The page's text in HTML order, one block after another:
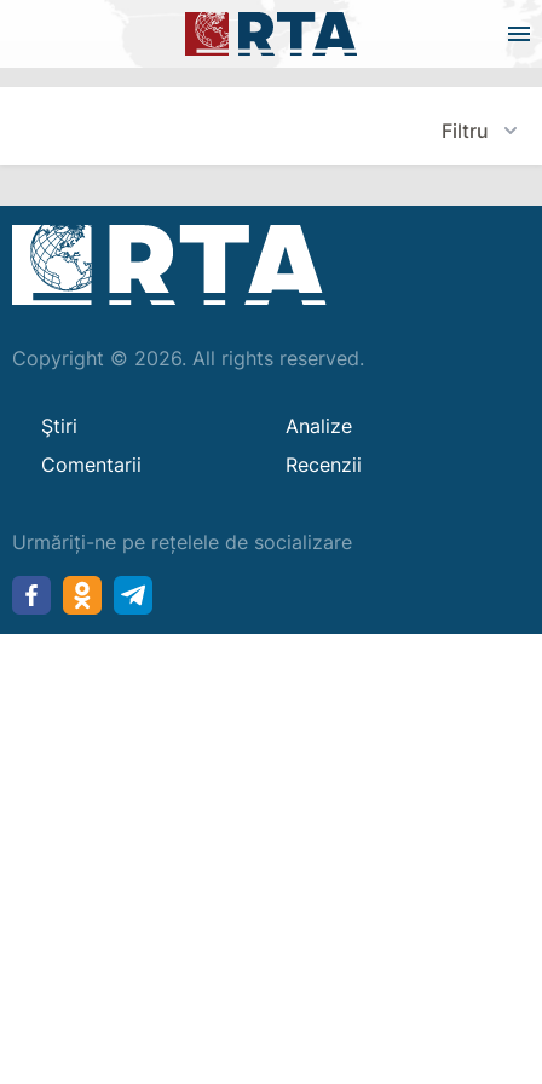
Filtru
Copyright © 2026. All rights reserved.
Ştiri
Analize
Comentarii
Recenzii
Urmăriți-ne pe rețelele de socializare